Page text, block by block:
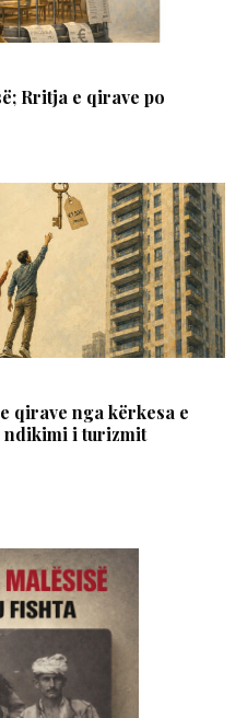
Rritja e qirave po
qirave nga kërkesa e
ndikimi i turizmit